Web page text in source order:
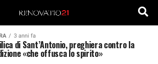
3 anni fa
di Sant’Antonio, preghiera contro la
«che offusca lo spirito»